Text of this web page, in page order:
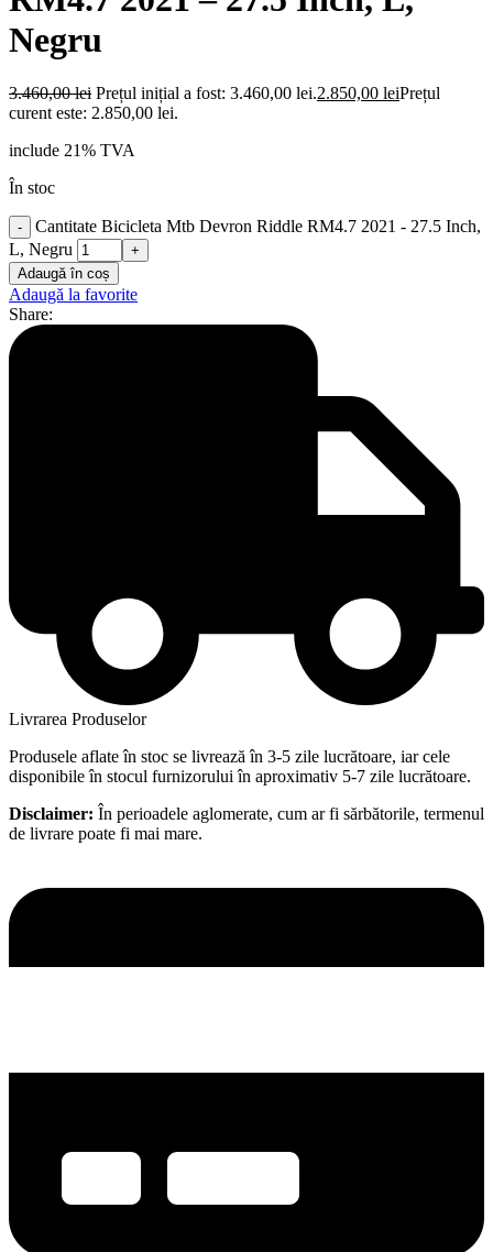
Negru
3.460,00lei Prețul inițial a fost: 3.460,00 lei.2.850,00 leiPrețul
curent este: 2.850,00 lei.
include 21% TVA
În stoc
Cantitate Bicicleta Mtb Devron Riddle RM4.7 2021 - 27.5 Inch,
L, Negru
Adaugă în coș
Adaugă la favorite
Share:
Livrarea Produselor
Produsele aflate în stoc se livrează în 3-5 zile lucrătoare, iar cele
disponibile în stocul furnizorului în aproximativ 5-7 zile lucrătoare.
Disclaimer: În perioadele aglomerate, cum ar fi sărbătorile, termenul
de livrare poate fi mai mare.